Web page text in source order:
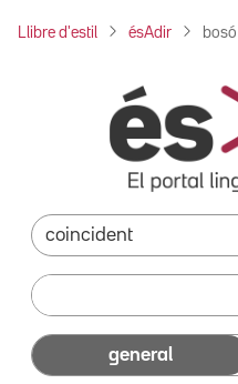
Llibre d'estil ésAdir bosó
general